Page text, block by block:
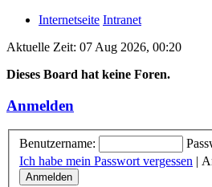
Internetseite Intranet
Aktuelle Zeit: 07 Aug 2026, 00:20
Dieses Board hat keine Foren.
Anmelden
Benutzername:
Ich habe mein Passwort vergessen |